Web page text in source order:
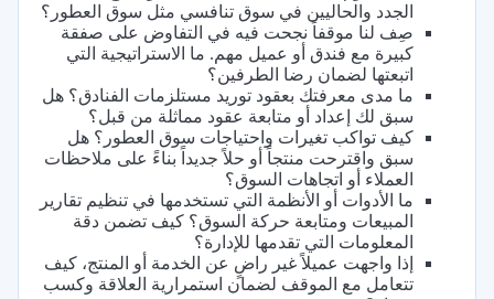
الجدد والحاليين في سوق تنافسي مثل سوق العطور؟
صِف لنا موقفاً نجحت فيه في التفاوض على صفقة
كبيرة مع فندق أو عميل مهم. ما الاستراتيجية التي
اتبعتها لضمان رضا الطرفين؟
ما مدى معرفتك بعقود توريد مستلزمات الفنادق؟ هل
سبق لك إعداد أو متابعة عقود مماثلة من قبل؟
كيف تواكب تغيرات واحتياجات سوق العطور؟ هل
سبق واقترحت منتجاً أو حلاً جديداً بناءً على ملاحظات
العملاء أو اتجاهات السوق؟
ما الأدوات أو الأنظمة التي تستخدمها في تنظيم تقارير
المبيعات ومتابعة حركة السوق؟ كيف تضمن دقة
المعلومات التي تقدمها للإدارة؟
إذا واجهت عميلاً غير راضٍ عن الخدمة أو المنتج، كيف
تتعامل مع الموقف لضمان استمرارية العلاقة وكسب